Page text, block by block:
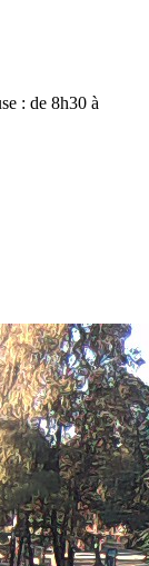
: de 8h30 à